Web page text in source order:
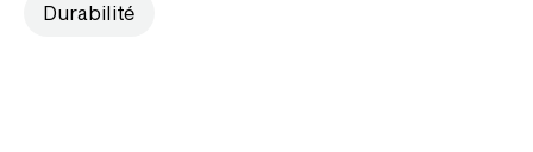
Durabilité